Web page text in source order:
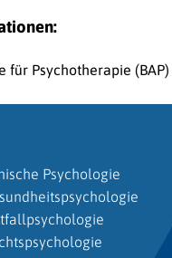
für Psychotherapie (BAP)
Psychologie